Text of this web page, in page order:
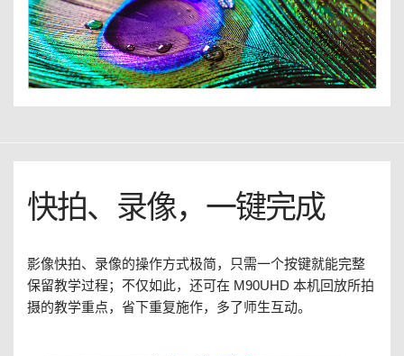
快拍、录像，一键完成
影像快拍、录像的操作方式极简，只需一个按键就能完整
保留教学过程；不仅如此，还可在 M90UHD 本机回放所拍
摄的教学重点，省下重复施作，多了师生互动。